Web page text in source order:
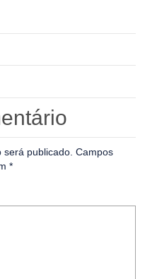
publicado. Campos
*